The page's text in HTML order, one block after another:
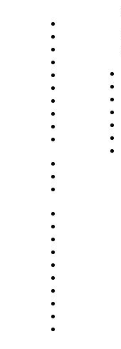
Arte y vino
Sudamerica